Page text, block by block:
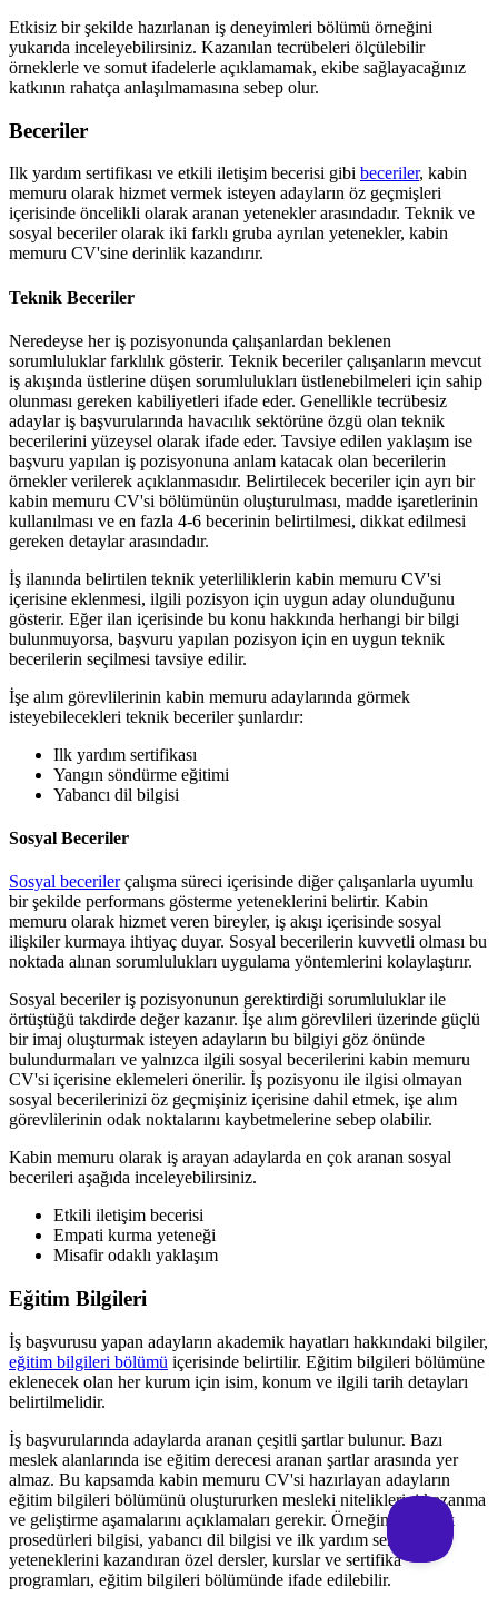
Etkisiz bir şekilde hazırlanan iş deneyimleri bölümü örneğini
yukarıda inceleyebilirsiniz. Kazanılan tecrübeleri ölçülebilir
örneklerle ve somut ifadelerle açıklamamak, ekibe sağlayacağınız
katkının rahatça anlaşılmamasına sebep olur.
Beceriler
Ilk yardım sertifikası ve etkili iletişim becerisi gibi beceriler, kabin
memuru olarak hizmet vermek isteyen adayların öz geçmişleri
içerisinde öncelikli olarak aranan yetenekler arasındadır. Teknik ve
sosyal beceriler olarak iki farklı gruba ayrılan yetenekler, kabin
memuru CV'sine derinlik kazandırır.
Teknik Beceriler
Neredeyse her iş pozisyonunda çalışanlardan beklenen
sorumluluklar farklılık gösterir. Teknik beceriler çalışanların mevcut
iş akışında üstlerine düşen sorumlulukları üstlenebilmeleri için sahip
olunması gereken kabiliyetleri ifade eder. Genellikle tecrübesiz
adaylar iş başvurularında havacılık sektörüne özgü olan teknik
becerilerini yüzeysel olarak ifade eder. Tavsiye edilen yaklaşım ise
başvuru yapılan iş pozisyonuna anlam katacak olan becerilerin
örnekler verilerek açıklanmasıdır. Belirtilecek beceriler için ayrı bir
kabin memuru CV'si bölümünün oluşturulması, madde işaretlerinin
kullanılması ve en fazla 4-6 becerinin belirtilmesi, dikkat edilmesi
gereken detaylar arasındadır.
İş ilanında belirtilen teknik yeterliliklerin kabin memuru CV'si
içerisine eklenmesi, ilgili pozisyon için uygun aday olunduğunu
gösterir. Eğer ilan içerisinde bu konu hakkında herhangi bir bilgi
bulunmuyorsa, başvuru yapılan pozisyon için en uygun teknik
becerilerin seçilmesi tavsiye edilir.
İşe alım görevlilerinin kabin memuru adaylarında görmek
isteyebilecekleri teknik beceriler şunlardır:
Ilk yardım sertifikası
Yangın söndürme eğitimi
Yabancı dil bilgisi
Sosyal Beceriler
Sosyal becerilerçalışma süreci içerisinde diğer çalışanlarla uyumlu
bir şekilde performans gösterme yeteneklerini belirtir. Kabin
memuru olarak hizmet veren bireyler, iş akışı içerisinde sosyal
ilişkiler kurmaya ihtiyaç duyar. Sosyal becerilerin kuvvetli olması bu
noktada alınan sorumlulukları uygulama yöntemlerini kolaylaştırır.
Sosyal beceriler iş pozisyonunun gerektirdiği sorumluluklar ile
örtüştüğü takdirde değer kazanır. İşe alım görevlileri üzerinde güçlü
bir imaj oluşturmak isteyen adayların bu bilgiyi göz önünde
bulundurmaları ve yalnızca ilgili sosyal becerilerini kabin memuru
CV'si içerisine eklemeleri önerilir. İş pozisyonu ile ilgisi olmayan
sosyal becerilerinizi öz geçmişiniz içerisine dahil etmek, işe alım
görevlilerinin odak noktalarını kaybetmelerine sebep olabilir.
Kabin memuru olarak iş arayan adaylarda en çok aranan sosyal
becerileri aşağıda inceleyebilirsiniz.
Etkili iletişim becerisi
Empati kurma yeteneği
Misafir odaklı yaklaşım
Eğitim Bilgileri
İş başvurusu yapan adayların akademik hayatları hakkındaki bilgiler,
eğitim bilgileri bölümü içerisinde belirtilir. Eğitim bilgileri bölümüne
eklenecek olan her kurum için isim, konum ve ilgili tarih detayları
belirtilmelidir.
İş başvurularında adaylarda aranan çeşitli şartlar bulunur. Bazı
meslek alanlarında ise eğitim derecesi aranan şartlar arasında yer
almaz. Bu kapsamda kabin memuru CV'si hazırlayan adayların
eğitim bilgileri bölümünü oluştururken mesleki niteliklerini kazanma
ve geliştirme aşamalarını açıklamaları gerekir. Örneğin güvenlik
prosedürleri bilgisi, yabancı dil bilgisi ve ilk yardım sertifikası
yeteneklerini kazandıran özel dersler, kurslar ve sertifika
programları, eğitim bilgileri bölümünde ifade edilebilir.